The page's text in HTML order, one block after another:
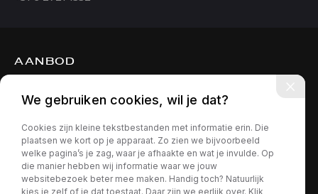
AANBOD
OVER ONS
CONTACT
We gebruiken cookies, wil je dat?
Cookies zijn kleine tekstbestanden met informatie erin. Die
plaatsen we kort op je apparaat. Zo zien we bijvoorbeeld
welke pagina’s je zag, waar je afhaakte en wat je invulde. Op
die manier hebben wij informatie waar we jouw
websitebezoek beter mee maken. Handig toch? Natuurlijk
kies je zelf of je dat toestaat. Daar zijn we eerlijk over. Klik